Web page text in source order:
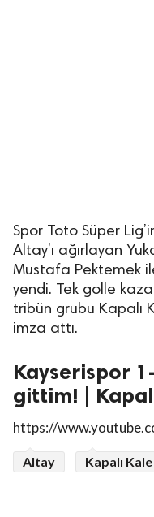
Spor Toto Süper
Altay’ı ağırlayan
Mustafa Pektemek
yendi. Tek golle
tribün grubu Kapalı
imza attı.
Kayserispor
gittim! |
https://
Altay Kapalı Kale